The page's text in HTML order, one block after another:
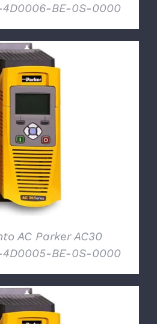
4D0006-BE-0S-0000
DETTAGLI
AC Parker AC30
4D0005-BE-0S-0000